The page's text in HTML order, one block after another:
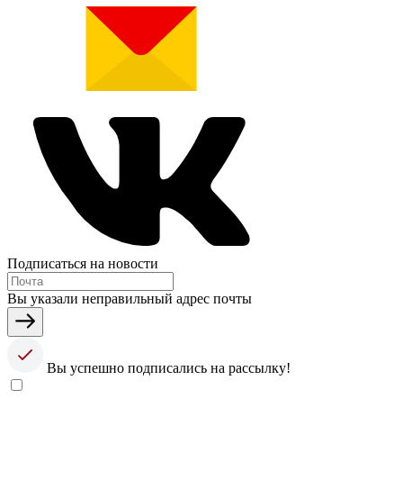
Подписаться на новости
Вы указали неправильный адрес почты
Вы успешно подписались на рассылку!